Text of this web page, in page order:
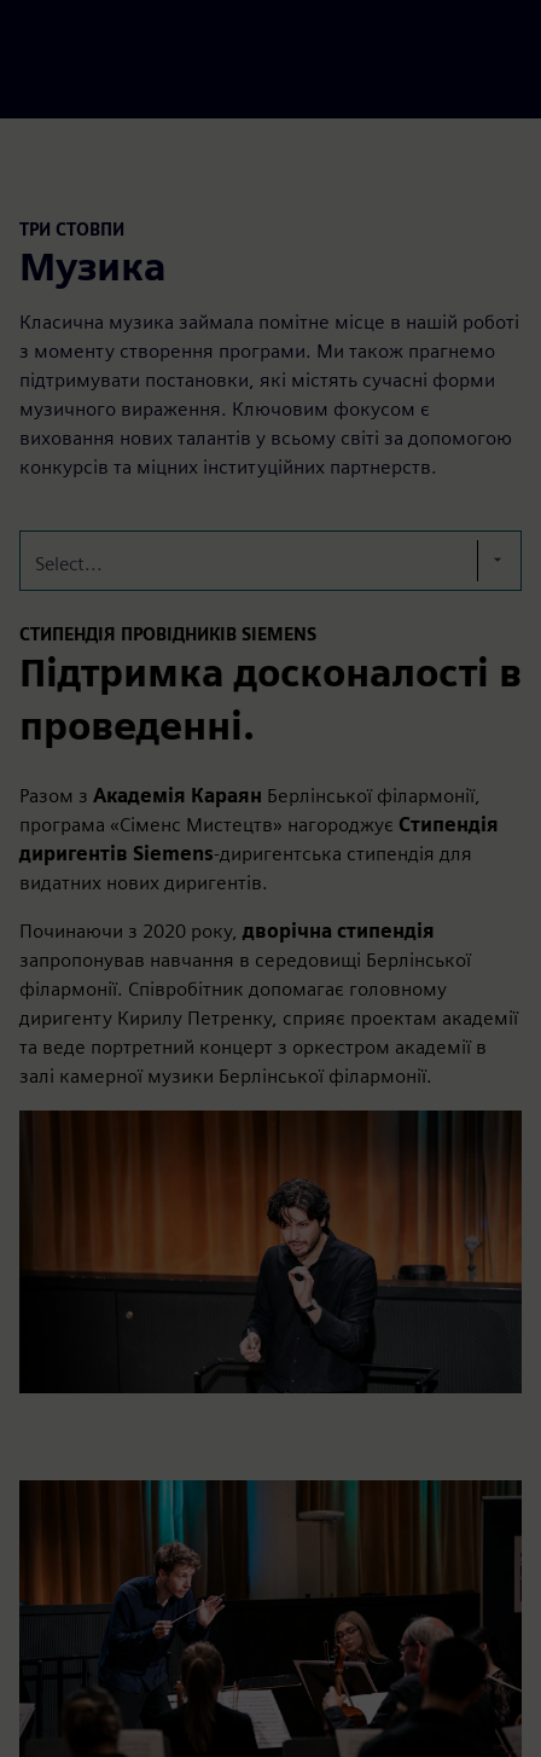
ТРИ СТОВПИ
Музика
Класична музика займала помітне місце в нашій роботі
з моменту створення програми. Ми також прагнемо
підтримувати постановки, які містять сучасні форми
музичного вираження. Ключовим фокусом є
виховання нових талантів у всьому світі за допомогою
конкурсів та міцних інституційних партнерств.
Select...
СТИПЕНДІЯ ПРОВІДНИКІВ SIEMENS
Підтримка досконалості в
проведенні.
Разом з Академія Караян Берлінської філармонії,
програма «Сіменс Мистецтв» нагороджує Стипендія
диригентів Siemens-диригентська стипендія для
видатних нових диригентів.
Починаючи з 2020 року, дворічна стипендія
запропонував навчання в середовищі Берлінської
філармонії. Співробітник допомагає головному
диригенту Кирилу Петренку, сприяє проектам академії
та веде портретний концерт з оркестром академії в
залі камерної музики Берлінської філармонії.